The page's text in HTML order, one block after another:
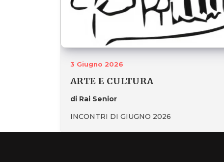
3 Giugno 2026
ARTE E CULTURA
di Rai Senior
INCONTRI DI GIUGNO 2026